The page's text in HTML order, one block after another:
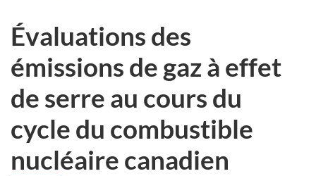
Évaluations des
émissions de gaz à effet
de serre au cours du
cycle du combustible
nucléaire canadien